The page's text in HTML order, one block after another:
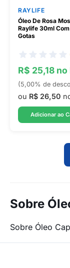
RAYLIFE
Óleo De Rosa
Raylife 30ml
Gotas
R$ 25,18 no
(5,00% de
ou R$ 26,50
Adicionar ao
Sobre
Sobre Óleo